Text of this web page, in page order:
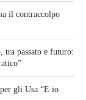
il contraccolpo
tra passato e futuro:
gli Usa “E io